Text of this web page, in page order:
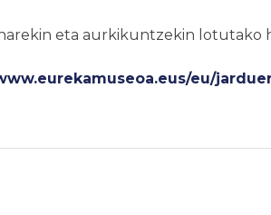
eta aurkikuntzekin lotutako
eu/